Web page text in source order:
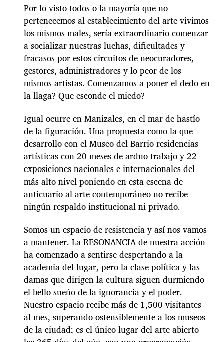
Por lo visto todos o la mayoría que no
pertenecemos al establecimiento del arte vivimos
los mismos males, sería extraordinario comenzar
a socializar nuestras luchas, dificultades y
fracasos por estos circuitos de neocuradores,
gestores, administradores y lo peor de los
mismos artistas. Comenzamos a poner el dedo en
la llaga? Que esconde el miedo?
Igual ocurre en Manizales, en el mar de hastío
de la figuración. Una propuesta como la que
desarrollo con el Museo del Barrio residencias
artísticas con 20 meses de arduo trabajo y 22
exposiciones nacionales e internacionales del
más alto nivel poniendo en esta escena de
anticuario al arte contemporáneo no recibe
ningún respaldo institucional ni privado.
Somos un espacio de resistencia y así nos vamos
a mantener. La RESONANCIA de nuestra acción
ha comenzado a sentirse despertando a la
academia del lugar, pero la clase política y las
damas que dirigen la cultura siguen durmiendo
el bello sueño de la ignorancia y el poder.
Nuestro espacio recibe más de 1,500 visitantes
al mes, superando ostensiblemente a los museos
de la ciudad; es el único lugar del arte abierto